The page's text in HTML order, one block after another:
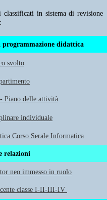
in sistema di revisione
didattica
svolto
Piano delle attività
individuale
Corso Serale Informatica
relazioni
neo immesso in ruolo
classe I-II-III-IV